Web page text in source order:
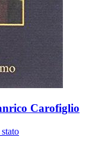
Carofiglio